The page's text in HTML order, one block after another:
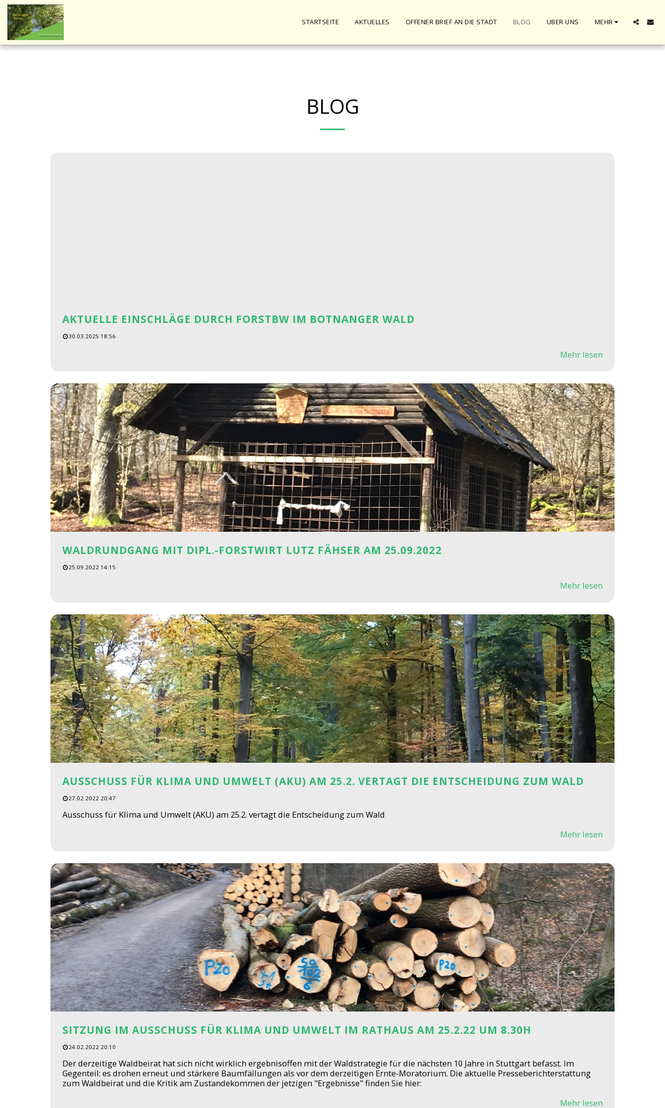
STARTSEITE AKTUELLES OFFENER BRIEF AN DIE STADT BLOG ÜBER UNS MEHR
BLOG
AKTUELLE EINSCHLÄGE DURCH FORSTBW IM BOTNANGER WALD
30.03.2025 18:56
Mehr lesen
WALDRUNDGANG MIT DIPL.-FORSTWIRT LUTZ FÄHSER AM 25.09.2022
25.09.2022 14:15
Mehr lesen
AUSSCHUSS FÜR KLIMA UND UMWELT (AKU) AM 25.2. VERTAGT DIE ENTSCHEIDUNG ZUM WALD
27.02.2022 20:47
Ausschuss für Klima und Umwelt (AKU) am 25.2. vertagt die Entscheidung zum Wald
Mehr lesen
SITZUNG IM AUSSCHUSS FÜR KLIMA UND UMWELT IM RATHAUS AM 25.2.22 UM 8.30H
24.02.2022 20:10
Der derzeitige Waldbeirat hat sich nicht wirklich ergebnisoffen mit der Waldstrategie für die nächsten 10 Jahre in Stuttgart befasst. Im
Gegenteil: es drohen erneut und stärkere Baumfällungen als vor dem derzeitigen Ernte-Moratorium. Die aktuelle Presseberichterstattung
zum Waldbeirat und die Kritik am Zustandekommen der jetzigen "Ergebnisse" finden Sie hier:
Mehr lesen